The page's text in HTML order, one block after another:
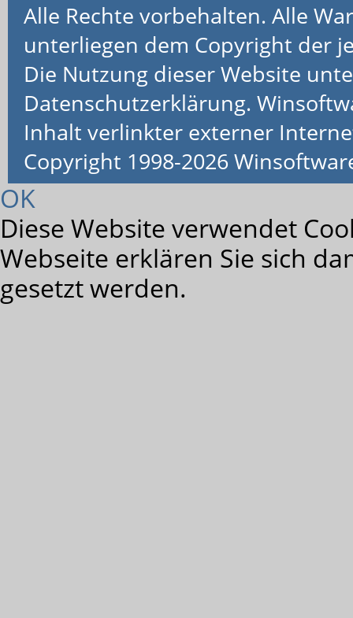
Alle Rechte vorbehalten. Alle
unterliegen dem Copyright der
Die Nutzung dieser Website
Datenschutzerklärung.
Inhalt verlinkter externer
Copyright 1998-2026
OK
Diese Website verwendet
Webseite erklären Sie sich
gesetzt werden.